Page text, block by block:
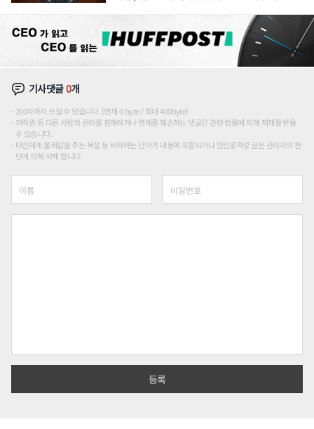
기사댓글0개
200자까지 쓰실 수 있습니다. (현재 0 byte / 최대 400byte)
저작권 등 다른 사람의 권리를 침해하거나 명예를 훼손하는 댓글은 관련 법률에 의해 제재를 받을
수 있습니다.
타인에게 불쾌감을 주는 욕설 등 비하하는 단어가 내용에 포함되거나 인신공격성 글은 관리자의 판
단에 의해 삭제 합니다.